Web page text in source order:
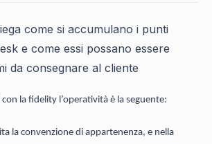
come si accumulano i punti
e come essi possano essere
da consegnare al cliente
la fidelity l’operatività è la seguente:
la convenzione di appartenenza, e nella